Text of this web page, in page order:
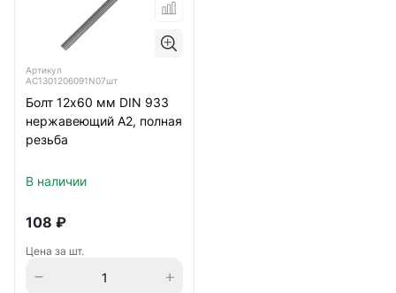
Артикул
АС1301206091N07шт
Болт 12х60 мм DIN 933
нержавеющий А2, полная
резьба
В наличии
108 ₽
Цена за шт.